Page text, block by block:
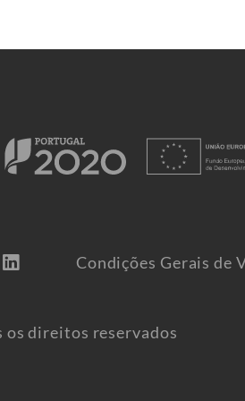
Condições Gerais de
os direitos reservados